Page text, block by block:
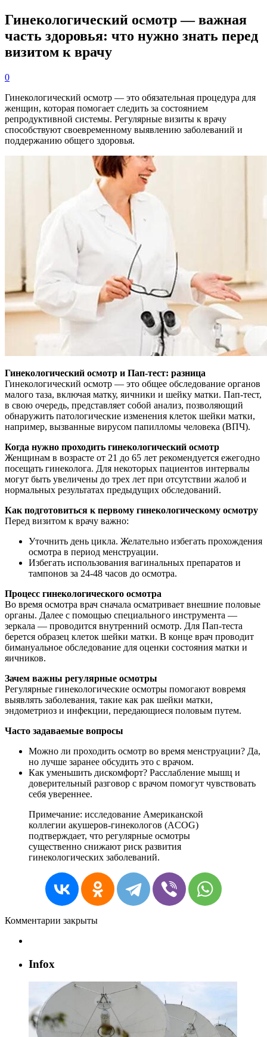
Гинекологический осмотр — важная
часть здоровья: что нужно знать перед
визитом к врачу
0
Гинекологический осмотр — это обязательная процедура для
женщин, которая помогает следить за состоянием
репродуктивной системы. Регулярные визиты к врачу
способствуют своевременному выявлению заболеваний и
поддержанию общего здоровья.
Гинекологический осмотр и Пап-тест: разница
Гинекологический осмотр — это общее обследование органов
малого таза, включая матку, яичники и шейку матки. Пап-тест,
в свою очередь, представляет собой анализ, позволяющий
обнаружить патологические изменения клеток шейки матки,
например, вызванные вирусом папилломы человека (ВПЧ).
Когда нужно проходить гинекологический осмотр
Женщинам в возрасте от 21 до 65 лет рекомендуется ежегодно
посещать гинеколога. Для некоторых пациентов интервалы
могут быть увеличены до трех лет при отсутствии жалоб и
нормальных результатах предыдущих обследований.
Как подготовиться к первому гинекологическому осмотру
Перед визитом к врачу важно:
Уточнить день цикла. Желательно избегать прохождения
осмотра в период менструации.
Избегать использования вагинальных препаратов и
тампонов за 24-48 часов до осмотра.
Процесс гинекологического осмотра
Во время осмотра врач сначала осматривает внешние половые
органы. Далее с помощью специального инструмента —
зеркала — проводится внутренний осмотр. Для Пап-теста
берется образец клеток шейки матки. В конце врач проводит
бимануальное обследование для оценки состояния матки и
яичников.
Зачем важны регулярные осмотры
Регулярные гинекологические осмотры помогают вовремя
выявлять заболевания, такие как рак шейки матки,
эндометриоз и инфекции, передающиеся половым путем.
Часто задаваемые вопросы
Можно ли проходить осмотр во время менструации? Да,
но лучше заранее обсудить это с врачом.
Как уменьшить дискомфорт? Расслабление мышц и
доверительный разговор с врачом помогут чувствовать
себя увереннее.
Примечание: исследование Американской
коллегии акушеров-гинекологов (ACOG)
подтверждает, что регулярные осмотры
существенно снижают риск развития
гинекологических заболеваний.
Комментарии закрыты
Infox